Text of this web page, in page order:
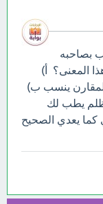
بصاحبه
المعنى؟ أ)
المقارن ينسب ب)
تظلم يطب لك
كما يعدي الصحيح